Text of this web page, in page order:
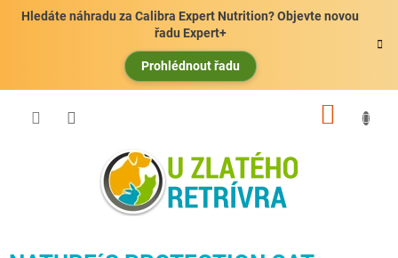
Hledáte náhradu za Calibra Expert Nutrition? Objevte novou
řadu Expert+
Prohlédnout řadu